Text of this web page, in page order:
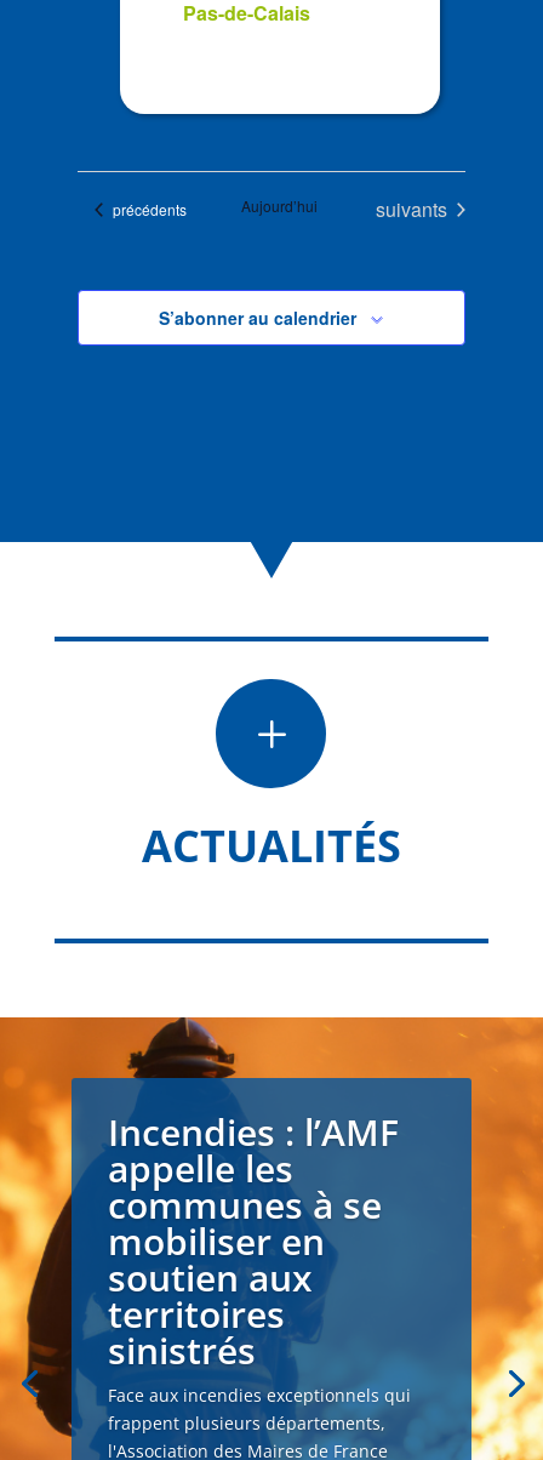
Pas-de-Calais
Évènements
précédents Aujourd’hui Évènements
suivants
S’abonner au calendrier
L
ACTUALITÉS
Incendies : l’AMF
appelle les
communes à se
mobiliser en
soutien aux
territoires
sinistrés
Face aux incendies exceptionnels qui
frappent plusieurs départements,
l'Association des Maires de France